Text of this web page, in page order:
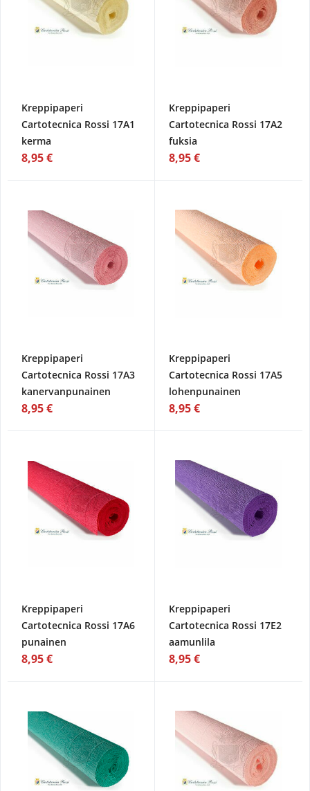
Kreppipaperi
Cartotecnica Rossi 17A1
kerma
8,95 €
Kreppipaperi
Cartotecnica Rossi 17A2
fuksia
8,95 €
Kreppipaperi
Cartotecnica Rossi 17A3
kanervanpunainen
8,95 €
Kreppipaperi
Cartotecnica Rossi 17A5
lohenpunainen
8,95 €
Kreppipaperi
Cartotecnica Rossi 17A6
punainen
8,95 €
Kreppipaperi
Cartotecnica Rossi 17E2
aamunlila
8,95 €